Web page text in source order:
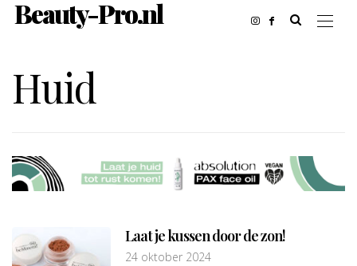
Beauty-Pro.nl
Huid
Laat je kussen door de zon!
24 oktober 2024